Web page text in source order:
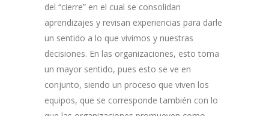
del “cierre” en el cual se consolidan
aprendizajes y revisan experiencias para darle
un sentido a lo que vivimos y nuestras
decisiones. En las organizaciones, esto toma
un mayor sentido, pues esto se ve en
conjunto, siendo un proceso que viven los
equipos, que se corresponde también con lo